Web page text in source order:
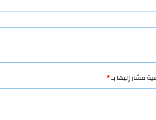
مشار إليها بـ*